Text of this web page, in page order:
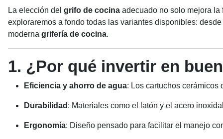
La elección del grifo de cocina adecuado no solo mejora
exploraremos a fondo todas las variantes disponibles:
moderna grifería de cocina.
1. ¿Por qué invertir en
Eficiencia y ahorro de agua: Los cartuchos cerámicos
Durabilidad : Materiales como el latón y el acero
Ergonomía: Diseño pensado para facilitar el manejo